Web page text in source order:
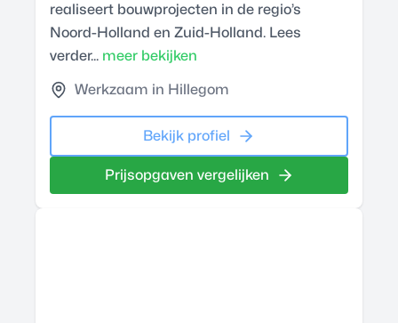
realiseert bouwprojecten in de regio’s
Noord-Holland en Zuid-Holland. Lees
verder... meer bekijken
Werkzaam in Hillegom
Bekijk profiel
Prijsopgaven vergelijken